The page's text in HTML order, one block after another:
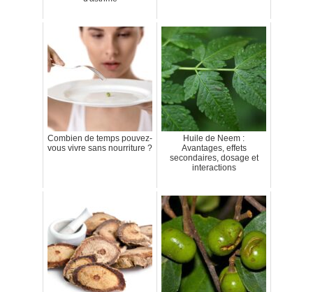
Combien de temps pouvez-
vous vivre sans nourriture ?
Huile de Neem :
Avantages, effets
secondaires, dosage et
interactions